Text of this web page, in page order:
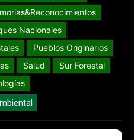
Nacionales
Pueblos Originarios
Salud
Sur Forestal